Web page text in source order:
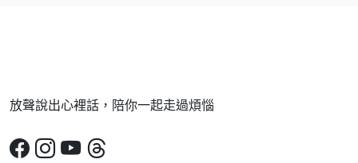
放聲說出心裡話，陪你一起走過煩惱